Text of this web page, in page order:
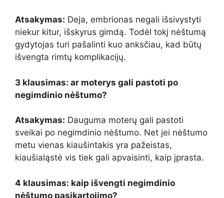
Atsakymas: Deja, embrionas negali išsivystyti
niekur kitur, išskyrus gimdą. Todėl tokį nėštumą
gydytojas turi pašalinti kuo anksčiau, kad būtų
išvengta rimtų komplikacijų.
3 klausimas: ar moterys gali pastoti po
negimdinio nėštumo?
Atsakymas: Dauguma moterų gali pastoti
sveikai po negimdinio nėštumo. Net jei nėštumo
metu vienas kiaušintakis yra pažeistas,
kiaušialąstė vis tiek gali apvaisinti, kaip įprasta.
4 klausimas: kaip išvengti negimdinio
nėštumo pasikartojimo?